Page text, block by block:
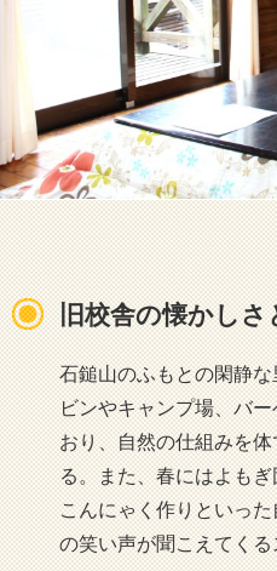
旧校舎の懐かし
石鎚山のふもとの閑静
ビンやキャンプ場、バ
おり、自然の仕組みを
る。また、春にはよも
こんにゃく作りといっ
の笑い声が聞こえてくる